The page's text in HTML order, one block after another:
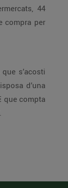
44
compra per
s’acosti
d’una
que compta